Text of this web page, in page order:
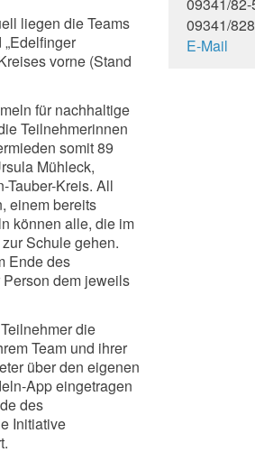
liegen die Teams
„Edelfinger
vorne (Stand
für nachhaltige
Teilnehmerinnen
somit 89
Mühleck,
Tauber-Kreis. All
einem bereits
können alle, die im
Schule gehen.
Ende des
dem jeweils
die
Team und ihrer
über den eigenen
App eingetragen
des
Initiative
09341/
E-Mail